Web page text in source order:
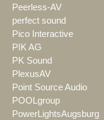
Peerless-AV
perfect sound
Pico Interactive
PIK AG
PK Sound
PlexusAV
Point Source Audio
POOLgroup
PowerLightsAugsburg